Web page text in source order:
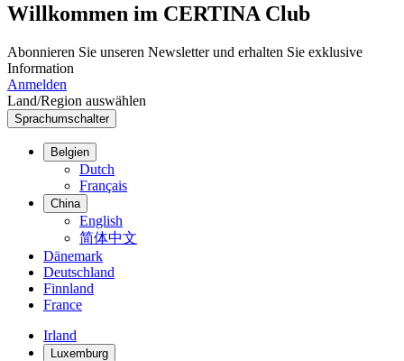
Willkommen im CERTINA Club
Abonnieren Sie unseren Newsletter und erhalten Sie exklusive
Information
Anmelden
Land/Region auswählen
Sprachumschalter
Belgien
Dutch
Français
China
English
简体中文
Dänemark
Deutschland
Finnland
France
Irland
Luxemburg